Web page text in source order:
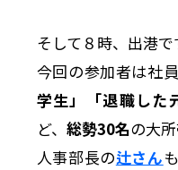
そして８時、出港で
今回の参加者は社員
学生」「退職した
ど、 総勢30名の大所
人事部長の辻さん